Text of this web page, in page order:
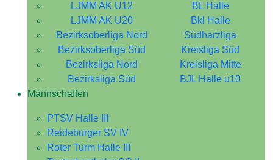
LJMM AK U12
BL Halle
LJMM AK U20
Bkl Halle
Bezirksoberliga Nord
Südharzliga
Bezirksoberliga Süd
Kreisliga Süd
Bezirksliga Nord
Kreisliga Mitte
Bezirksliga Süd
BJL Halle u10
Mannschaften
PTSV Halle III
Reideburger SV IV
Roter Turm Halle III